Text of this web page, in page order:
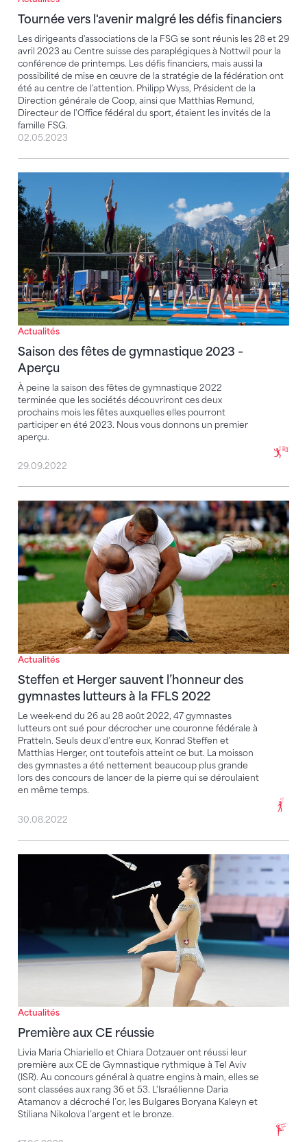
Tournée vers l'avenir malgré les défis financiers
Les dirigeants d'associations de la FSG se sont réunis les 28 et 29
avril 2023 au Centre suisse des paraplégiques à Nottwil pour la
conférence de printemps. Les défis financiers, mais aussi la
possibilité de mise en œuvre de la stratégie de la fédération ont
été au centre de l'attention. Philipp Wyss, Président de la
Direction générale de Coop, ainsi que Matthias Remund,
Directeur de l'Office fédéral du sport, étaient les invités de la
famille FSG.
02.05.2023
Actualités
Saison des fêtes de gymnastique 2023 –
Aperçu
À peine la saison des fêtes de gymnastique 2022
terminée que les sociétés découvriront ces deux
prochains mois les fêtes auxquelles elles pourront
participer en été 2023. Nous vous donnons un premier
aperçu.
Saison des fêtes de gymnastique 2023 – Aperçu
29.09.2022
Actualités
Steffen et Herger sauvent l’honneur des
gymnastes lutteurs à la FFLS 2022
Le week-end du 26 au 28 août 2022, 47 gymnastes
lutteurs ont sué pour décrocher une couronne fédérale à
Pratteln. Seuls deux d’entre eux, Konrad Steffen et
Matthias Herger, ont toutefois atteint ce but. La moisson
des gymnastes a été nettement beaucoup plus grande
lors des concours de lancer de la pierre qui se déroulaient
en même temps.
Steffen et Herger sauvent l’honneur des gymnastes
30.08.2022
Actualités
Première aux CE réussie
Livia Maria Chiariello et Chiara Dotzauer ont réussi leur
première aux CE de Gymnastique rythmique à Tel Aviv
(ISR). Au concours général à quatre engins à main, elles se
sont classées aux rang 36 et 53. L'Israélienne Daria
Atamanov a décroché l’or, les Bulgares Boryana Kaleyn et
Stiliana Nikolova l’argent et le bronze.
Première aux CE réussie